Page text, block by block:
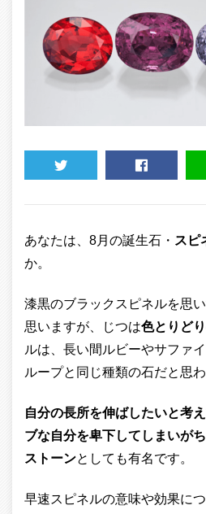
あなたは、8月の誕生石・ スピ
か。
漆黒のブラックスピネルを思
思いますが、じつは色とりど
ルは、長い間ルビーやサファ
ループと同じ種類の石だと思
自分の長所を伸ばしたいと考
ブな自分を卑下してしまいが
ストーンとしても有名です。
早速スピネルの意味や効果に